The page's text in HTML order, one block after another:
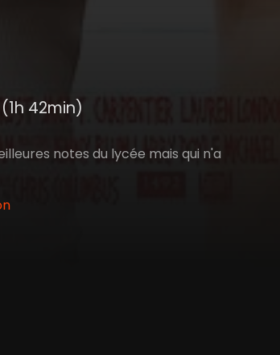
(1h 42min)
notes du lycée mais qui n'a